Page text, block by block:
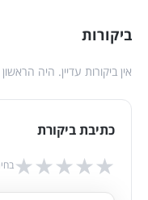
ביקורות
אין ביקורות עדיין. היה
כתיבת ביקורת
★★★★★